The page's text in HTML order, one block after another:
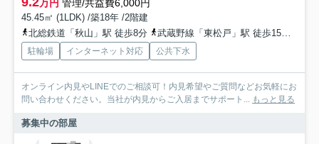
万円 管理/共益費6,000円
45.45㎡ (1LDK) /築18年 /2階建
北総鉄道「秋山」駅 徒歩8分
武蔵野線「東松戸」駅 徒歩15分
駐輪場 インターネット対応 公共下水
オンライン内見やLINEでのご相談可！内見希望やご質問などお気軽にお
問い合わせください。当社が内見からご入居までサポート... もっと見る
募集中の部屋